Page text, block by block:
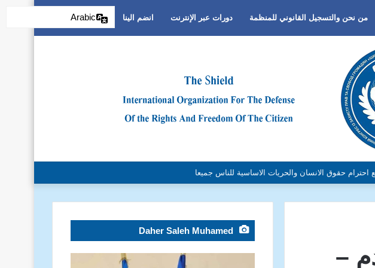
من نحن والتسجيل القانوني للمنظمة دورات عبر الإنترنت انضم الينا
السلمي ونبذ العنف والتطرف والتمييز العنصري
–
Daher Saleh Muhamed
Arabic